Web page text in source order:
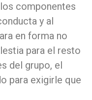
componentes
y al
en forma no
para el resto
del grupo, el
para exigirle que